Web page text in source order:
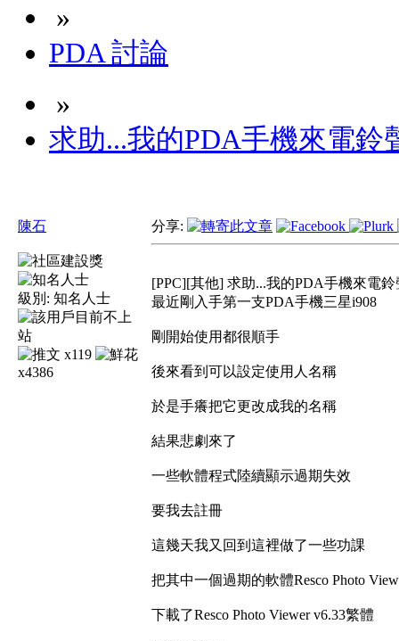
»
PDA 討論
»
求助...我的PDA手機來電鈴
陳石
級別: 知名人士
x119
x4386
分享:
[PPC][其他] 求助...我的PDA手機來電
最近剛入手第一支PDA手機三星i908
剛開始使用都很順手
後來看到可以設定使用人名稱
於是手癢把它更改成我的名稱
結果悲劇來了
一些軟體程式陸續顯示過期失效
要我去註冊
這幾天我又回到這裡做了一些功課
把其中一個過期的軟體Resco Photo
下載了Resco Photo Viewer v6.33繁體